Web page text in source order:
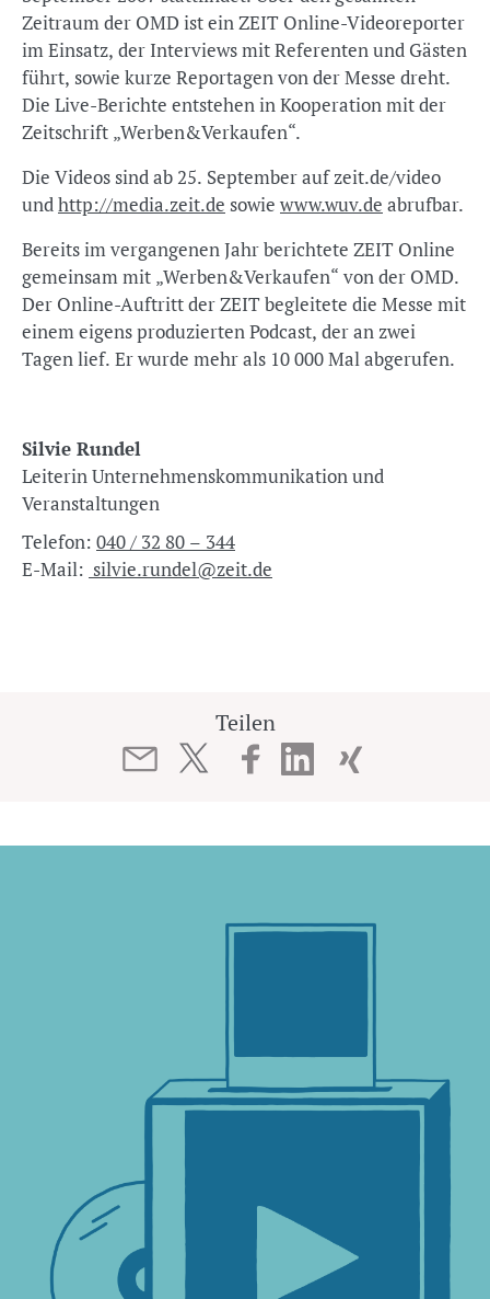
Zeitraum der OMD ist ein ZEIT Online-Videoreporter
im Einsatz, der Interviews mit Referenten und Gästen
führt, sowie kurze Reportagen von der Messe dreht.
Die Live-Berichte entstehen in Kooperation mit der
Zeitschrift „Werben&Verkaufen“.
Die Videos sind ab 25. September auf zeit.de/video
undhttp://media.zeit.de sowie www.wuv.de abrufbar.
Bereits im vergangenen Jahr berichtete ZEIT Online
gemeinsam mit „Werben&Verkaufen“ von der OMD.
Der Online-Auftritt der ZEIT begleitete die Messe mit
einem eigens produzierten Podcast, der an zwei
Tagen lief. Er wurde mehr als 10 000 Mal abgerufen.
Silvie Rundel
Leiterin Unternehmenskommunikation und
Veranstaltungen
Telefon: 040 / 32 80 – 344
E-Mail: silvie.rundel@zeit.de
Teilen